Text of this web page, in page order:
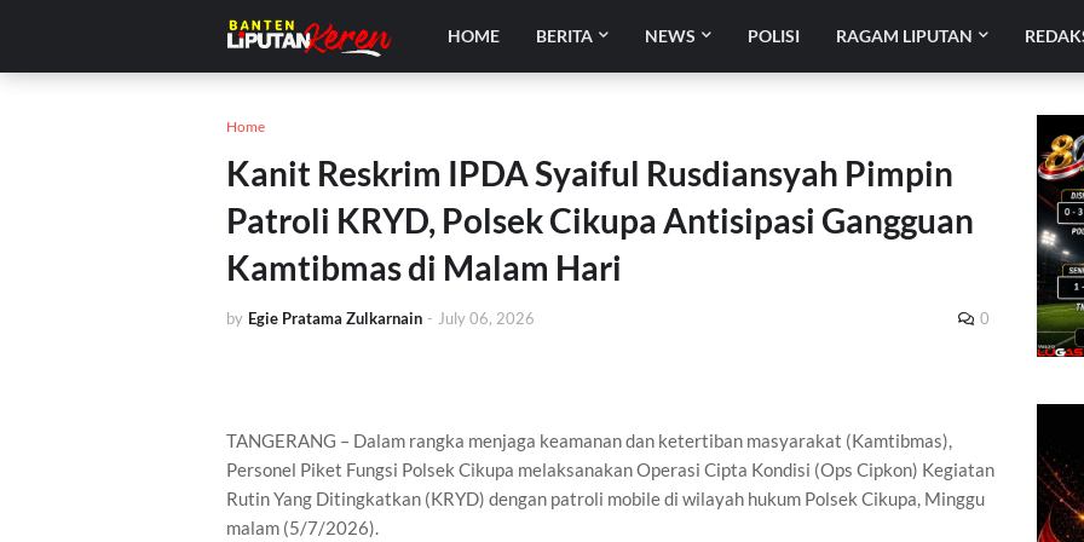
HOME BERITA NEWS POLISI RAGAM LIPUTAN
Home
Kanit Reskrim IPDA Syaiful Rusdiansyah Pimpin
Patroli KRYD, Polsek Cikupa Antisipasi Gangguan
Kamtibmas di Malam Hari
by Egie Pratama Zulkarnain - July 06, 2026 0
TANGERANG – Dalam rangka menjaga keamanan dan ketertiban masyarakat (Kamtibmas),
Personel Piket Fungsi Polsek Cikupa melaksanakan Operasi Cipta Kondisi (Ops Cipkon) Kegiatan
Rutin Yang Ditingkatkan (KRYD) dengan patroli mobile di wilayah hukum Polsek Cikupa, Minggu
malam (5/7/2026).